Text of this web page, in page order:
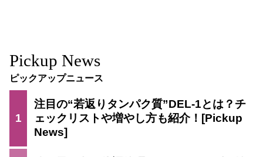
Pickup News
ピックアップニュース
1
注目の“若返りタンパク質”DEL-1とは？チ
ェックリストや増やし方も紹介！